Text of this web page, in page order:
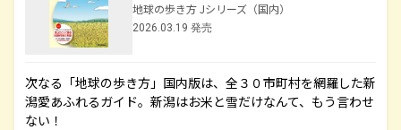
地球の歩き方 Jシリーズ（国内）
2026.03.19 発売
次なる「地球の歩き方」国内版は、全３０市町村を網羅した新
潟愛あふれるガイド。新潟はお米と雪だけなんて、もう言わせ
ない！